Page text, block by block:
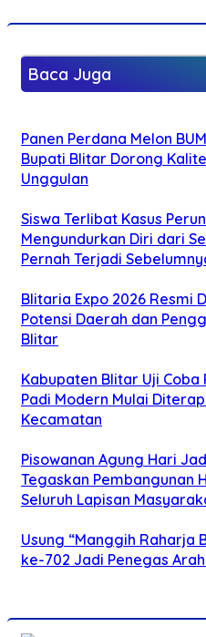
Baca Juga
Panen Perdana Melon
Bupati Blitar Dorong
Unggulan
Siswa Terlibat Kasus
Mengundurkan Diri dari
Pernah Terjadi
Blitaria Expo 2026 Resmi
Potensi Daerah dan
Blitar
Kabupaten Blitar Uji Coba
Padi Modern Mulai
Kecamatan
Pisowanan Agung Hari
Tegaskan Pembangunan
Seluruh Lapisan
Usung “Manggih Raharja
ke-702 Jadi Penegas